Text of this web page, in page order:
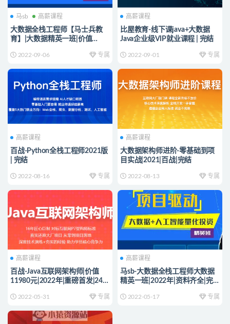
马sb 高薪课程
大数据全栈工程师【马士兵教
育】|大数据精英一班|价值
2022-09-06 专属
高薪课程
比屋教育-线下课java+大数据
Java企业级VIP就业课程 | 完结
2022-09-01 专属
高薪课程
百战-Python全栈工程师2021版
| 完结
2022-08-16 专属
高薪课程
大数据架构师进阶-零基础到项
目实战|2021|百战|完结
2022-08-13 专属
高薪课程
百战-Java互联网架构师|价值
11980元|2022年|重磅首发|24阶
2022-05-31 专属
高薪课程
马sb-大数据全栈工程师大数据
精英一班|2022年|资料齐全|完
2022-05-17 专属